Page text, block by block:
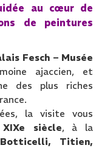
au cœur de
de peintures
Fesch – Musée
ajaccien, et
des plus riches
la visite vous
siècle, à la
Botticelli, Titien,